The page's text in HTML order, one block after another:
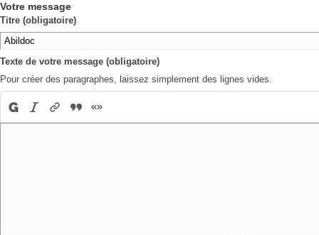
Votre message
Titre (obligatoire)
Texte de votre message (obligatoire)
Pour créer des paragraphes, laissez simplement des lignes vides.